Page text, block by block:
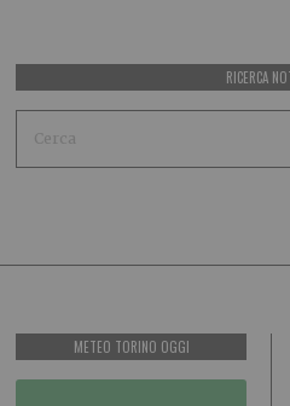
RICERCA
METEO TORINO OGGI